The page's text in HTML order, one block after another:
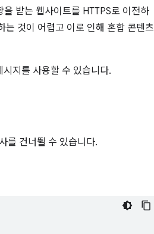
을 받는 웹사이트를 HTTPS로 이전하
는 것이 어렵고 이로 인해 혼합 콘텐츠
지를 사용할 수 있습니다.
를 건너뛸 수 있습니다.